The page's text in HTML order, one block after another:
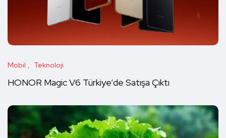
Mobil Teknoloji
HONOR Magic V6 Türkiye’de Satışa Çıktı